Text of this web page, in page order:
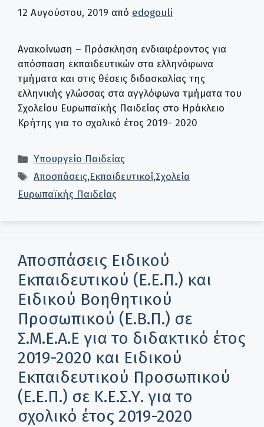
12 Αυγούστου, 2019 από edogouli
Ανακοίνωση – Πρόσκληση ενδιαφέροντος για
απόσπαση εκπαιδευτικών στα ελληνόφωνα
τμήματα και στις θέσεις διδασκαλίας της
ελληνικής γλώσσας στα αγγλόφωνα τμήματα του
Σχολείου Ευρωπαϊκής Παιδείας στο Ηράκλειο
Κρήτης για το σχολικό έτος 2019- 2020
Κατηγορίες
Υπουργείο Παιδείας
Ετικέτες
Αποσπάσεις,Εκπαιδευτικοί,Σχολεία
Ευρωπαϊκής Παιδείας
Αποσπάσεις Ειδικού
Εκπαιδευτικού (Ε.Ε.Π.) και
Ειδικού Βοηθητικού
Προσωπικού (Ε.Β.Π.) σε
Σ.Μ.Ε.Α.Ε για το διδακτικό έτος
2019-2020 και Ειδικού
Εκπαιδευτικού Προσωπικού
(Ε.Ε.Π.) σε Κ.Ε.Σ.Υ. για το
σχολικό έτος 2019-2020